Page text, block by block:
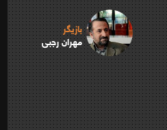
بازیگر
مهران رجبی